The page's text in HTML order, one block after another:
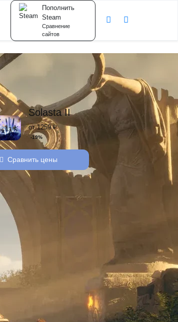
Пополнить
Steam
Сравнение
сайтов
Solasta II
от 1259 ₽
-19%
Сравнить цены